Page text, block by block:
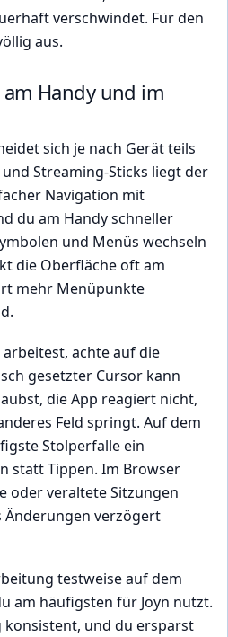
verschwindet. Für den
aus.
Handy und im
sich je nach Gerät teils
Streaming-Sticks liegt der
Navigation mit
du am Handy schneller
und Menüs wechseln
die Oberfläche oft am
mehr Menüpunkte
achte auf die
gesetzter Cursor kann
die App reagiert nicht,
Feld springt. Auf dem
Stolperfalle ein
statt Tippen. Im Browser
oder veraltete Sitzungen
Änderungen verzögert
testweise auf dem
am häufigsten für Joyn nutzt.
konsistent, und du ersparst